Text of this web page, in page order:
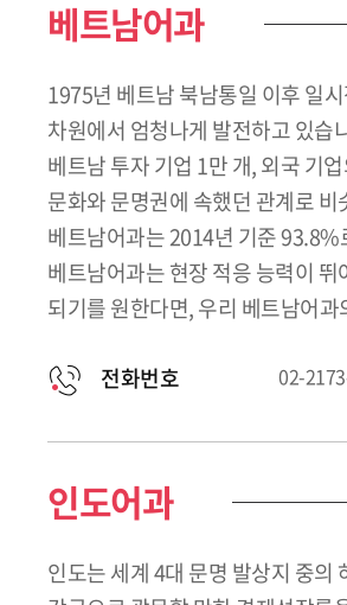
베트남어과
1975년 베트남 북남통일 이후 일
차원에서 엄청나게 발전하고 있습
베트남 투자 기업 1만 개, 외국 기
문화와 문명권에 속했던 관계로
베트남어과는 2014년 기준
베트남어과는 현장 적응 능력이
되기를 원한다면, 우리 베트남어과
전화번호 02-
인도어과
인도는 세계 4대 문명 발상지 중의